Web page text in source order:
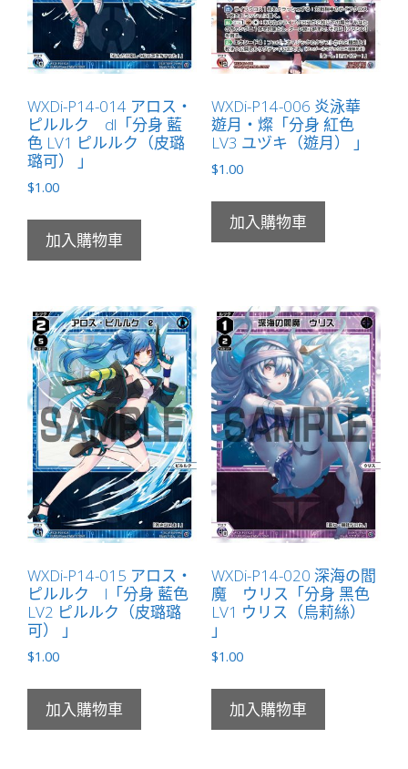
WXDi-P14-014 アロス・
ピルルク dl「分身 藍
色 LV1 ピルルク（皮璐
璐可） 」
$1.00
加入購物車
WXDi-P14-006 炎泳華
遊月・燦「分身 紅色
LV3 ユヅキ（遊月） 」
$1.00
加入購物車
WXDi-P14-015 アロス・
ピルルク l「分身 藍色
LV2 ピルルク（皮璐璐
可） 」
$1.00
加入購物車
WXDi-P14-020 深海の閻
魔 ウリス「分身 黑色
LV1 ウリス（烏莉絲）
」
$1.00
加入購物車